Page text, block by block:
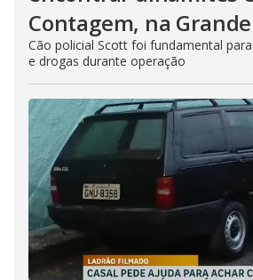
Contagem, na
Cão policial Scott foi fundamental
e drogas durante operação